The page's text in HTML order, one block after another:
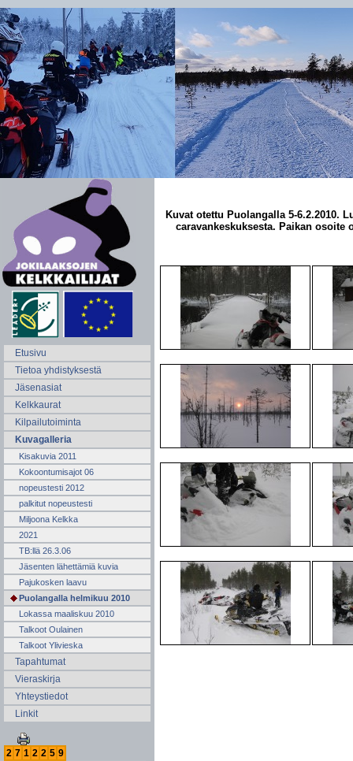
Etusivu
Tietoa yhdistyksestä
Jäsenasiat
Kelkkaurat
Kilpailutoiminta
Kuvagalleria
Kisakuvia 2011
Kokoontumisajot 06
nopeustesti 2012
palkitut nopeustesti
Miljoona Kelkka
2021
TB:llä 26.3.06
Jäsenten lähettämiä kuvia
Pajukosken laavu
Puolangalla helmikuu 2010
Lokassa maaliskuu 2010
Talkoot Oulainen
Talkoot Ylivieska
Tapahtumat
Vieraskirja
Yhteystiedot
Linkit
2 7 1 2 2 5 9
Kuvat otettu Puolangalla 5-6.2.2010.
caravankeskuksesta. Paikan osoite